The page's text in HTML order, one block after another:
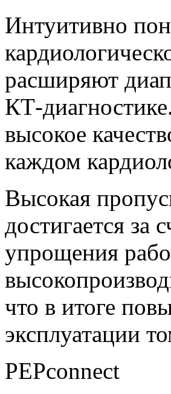
Интуитивно
расширяют
КТ-
высокое
каждом
Высокая
достигается за
упрощения
что в итоге
эксплуатации
PEPconnect